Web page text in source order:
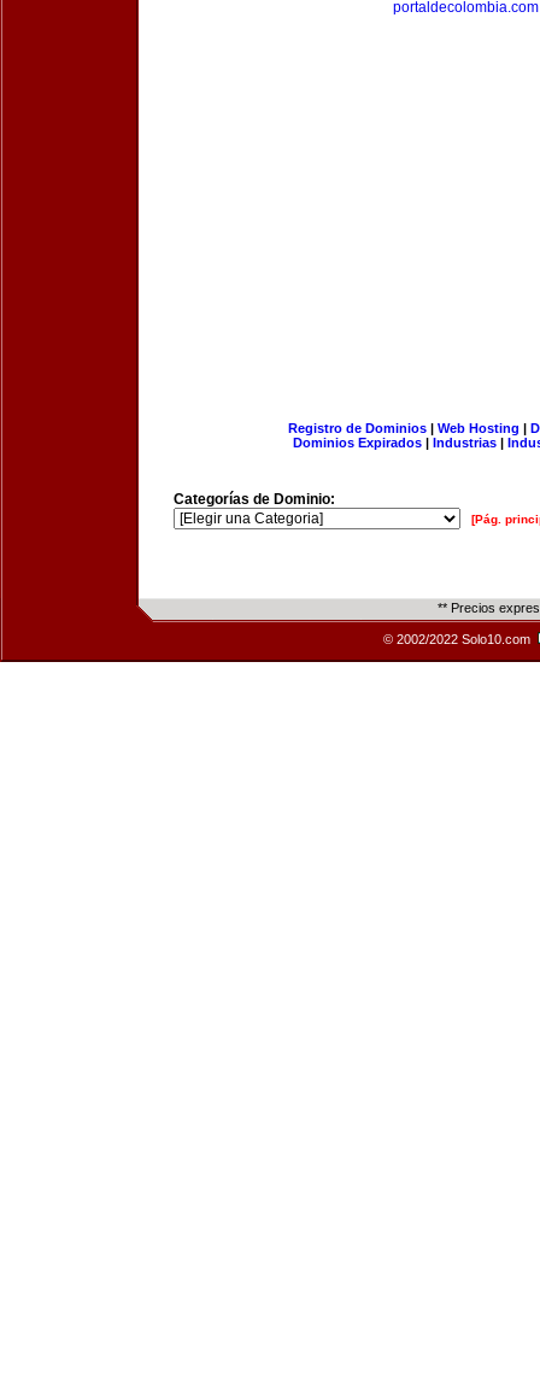
portaldecolombia.com
Registro de Dominios| Web Hosting |
Dominios Expirados | Industrias |
Categorías de Dominio:
[Pág.
** Precios
© 2002/2022 Solo10.com